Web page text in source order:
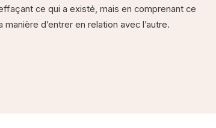
ce qui a existé, mais en comprenant ce
d’entrer en relation avec l’autre.